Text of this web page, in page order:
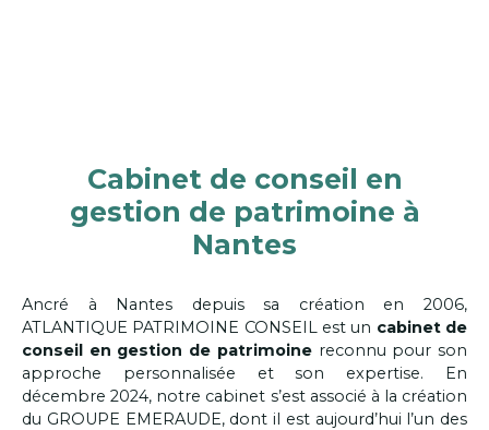
Cabinet de conseil en
gestion de patrimoine à
Nantes
Ancré à Nantes depuis sa création en 2006,
ATLANTIQUE PATRIMOINE CONSEIL est un cabinet de
conseil en gestion de patrimoine reconnu pour son
approche personnalisée et son expertise. En
décembre 2024, notre cabinet s’est associé à la création
du GROUPE EMERAUDE, dont il est aujourd’hui l’un des